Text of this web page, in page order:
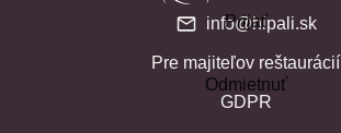
Prijať
Odmietnuť
info@hipali.sk
Pre majiteľov reštaurácií
GDPR